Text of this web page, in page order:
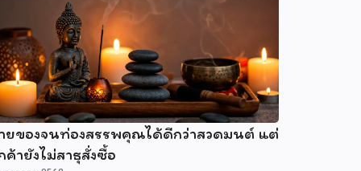
ยของจนท่องสรรพคุณได้ดีกว่าสวดมนต์ แต่
ค้ายังไม่สาธุสั่งซื้อ